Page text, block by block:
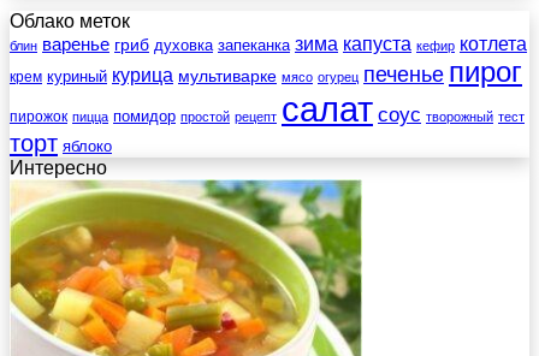
Облако меток
блин варенье гриб духовка запеканка зима капуста кефир котлета
крем куриный курица мультиварке мясо огурец печенье пирог
пирожок пицца помидор простой рецепт салат соус творожный тест
торт яблоко
Интересно